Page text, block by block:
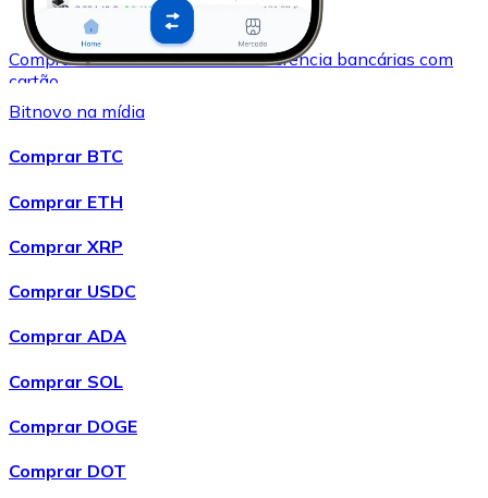
ComprarBitcoin Cashcom transferência bancárias com
cartão
BCH
ComprarChainlink
LINK
Bitnovo na mídia
Comprar BTC
Comprar ETH
Comprar XRP
Comprar USDC
Comprar ADA
Comprar SOL
Comprar DOGE
Comprar DOT